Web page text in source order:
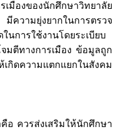
เมืองของนักศึกษาวิทยาลัย
วามยุ่งยากในการตรวจ
นการใช้งานโดยระเบียบ
มตีทางการเมือง ข้อมูลถูก
กิดความแตกแยกในสังคม
วรส่งเสริมให้นักศึกษา